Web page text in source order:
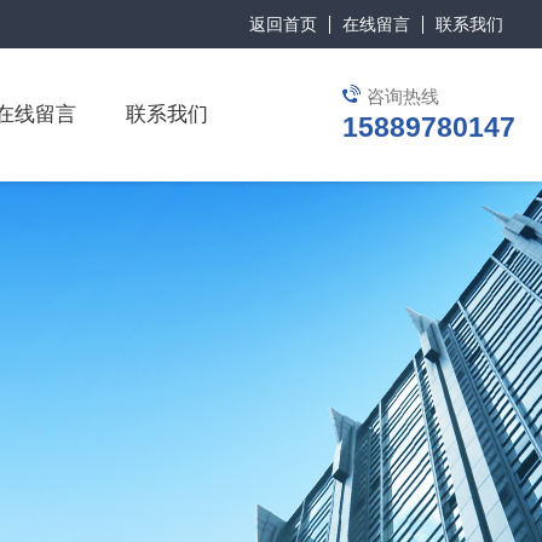
返回首页 在线留言 联系我们
咨询热线
15889780147
线留言 联系我们